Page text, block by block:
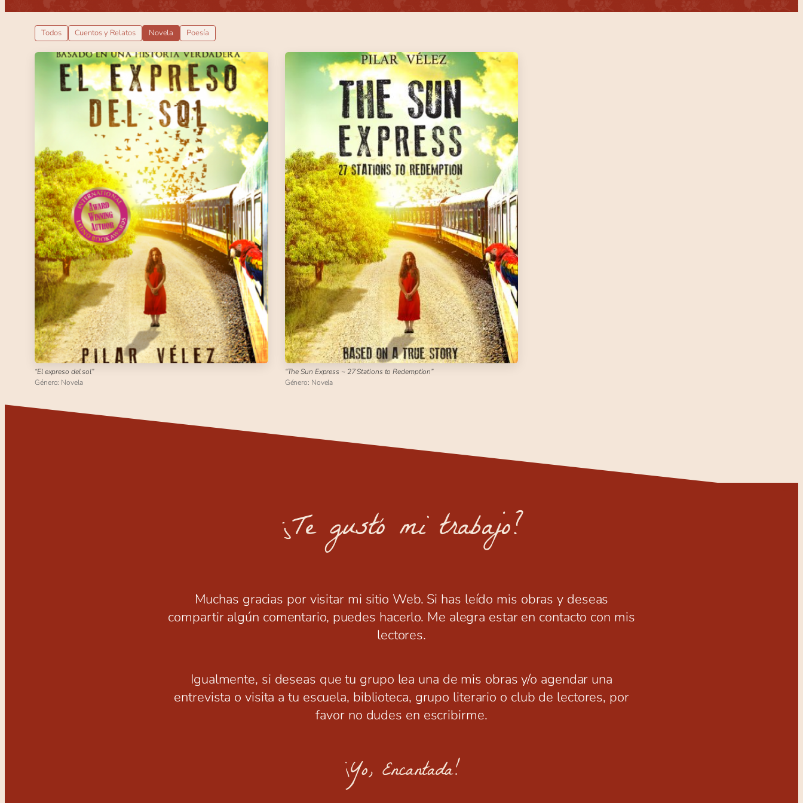
Todos Cuentos y Relatos Novela Poesía
“El expreso del sol”
Género: Novela
“The Sun Express ~ 27 Stations to Redemption”
Género: Novela
¿Te gustó mi trabajo?
Muchas gracias por visitar mi sitio Web. Si has leído mis obras y deseas
compartir algún comentario, puedes hacerlo. Me alegra estar en contacto con mis
lectores.
Igualmente, si deseas que tu grupo lea una de mis obras y/o agendar una
entrevista o visita a tu escuela, biblioteca, grupo literario o club de lectores, por
favor no dudes en escribirme.
¡Yo, Encantada!